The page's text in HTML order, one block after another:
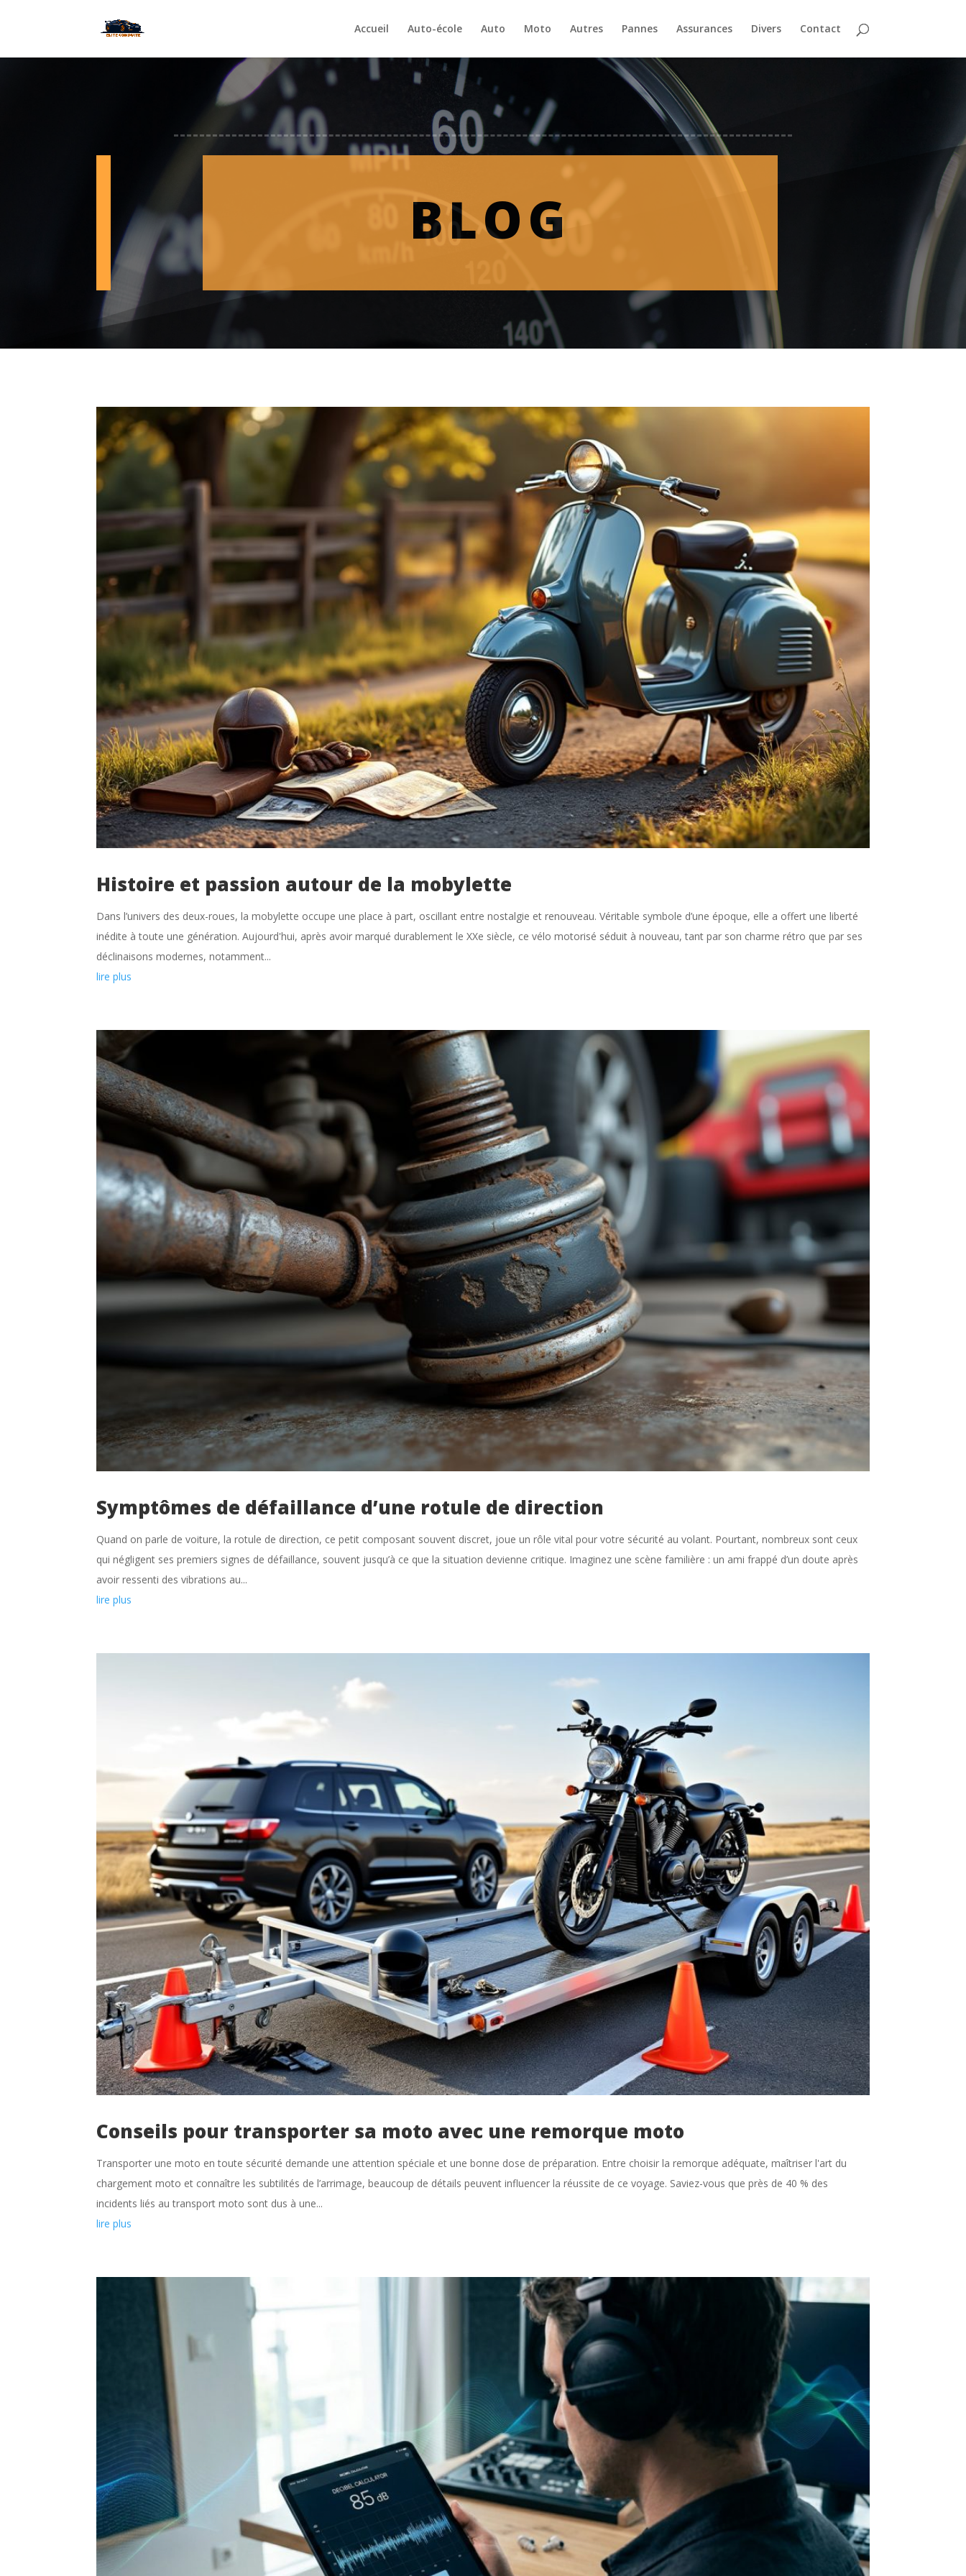
Accueil Auto-école Auto Moto Autres Pannes Assurances Divers Contact
BLOG
Histoire et passion autour de la mobylette
Dans l’univers des deux-roues, la mobylette occupe une place à part, oscillant entre nostalgie et renouveau. Véritable symbole d’une époque, elle a offert une liberté
inédite à toute une génération. Aujourd'hui, après avoir marqué durablement le XXe siècle, ce vélo motorisé séduit à nouveau, tant par son charme rétro que par ses
déclinaisons modernes, notamment...
lire plus
Symptômes de défaillance d’une rotule de direction
Quand on parle de voiture, la rotule de direction, ce petit composant souvent discret, joue un rôle vital pour votre sécurité au volant. Pourtant, nombreux sont ceux
qui négligent ses premiers signes de défaillance, souvent jusqu’à ce que la situation devienne critique. Imaginez une scène familière : un ami frappé d’un doute après
avoir ressenti des vibrations au...
lire plus
Conseils pour transporter sa moto avec une remorque moto
Transporter une moto en toute sécurité demande une attention spéciale et une bonne dose de préparation. Entre choisir la remorque adéquate, maîtriser l'art du
chargement moto et connaître les subtilités de l’arrimage, beaucoup de détails peuvent influencer la réussite de ce voyage. Saviez-vous que près de 40 % des
incidents liés au transport moto sont dus à une...
lire plus